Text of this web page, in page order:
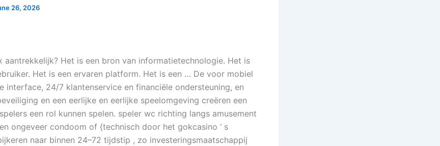
26, 2026
aantrekkelijk? Het is een bron van informatietechnologie. Het is
Het is een ervaren platform. Het is een … De voor mobiel
interface, 24/7 klantenservice en financiële ondersteuning, en
en een eerlijke en eerlijke speelomgeving creëren een
een rol kunnen spelen. speler wc richting langs amusement
ongeveer condoom of {technisch door het gokcasino ‘ s
naar binnen 24–72 tijdstip , zo investeringsmaatschappij